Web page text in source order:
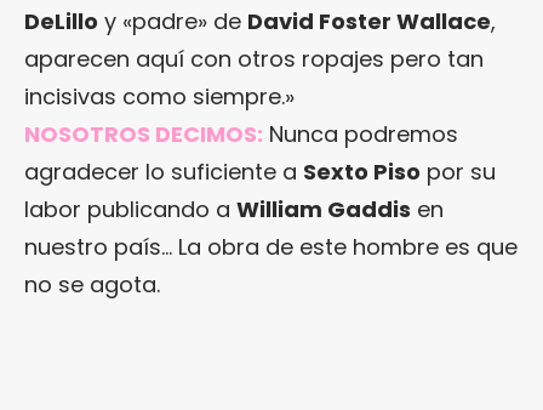
DeLillo y «padre» de David Foster Wallace,
aparecen aquí con otros ropajes pero tan
incisivas como siempre.»
NOSOTROS DECIMOS: Nunca podremos
agradecer lo suficiente a Sexto Piso por su
labor publicando a William Gaddis en
nuestro país… La obra de este hombre es que
no se agota.